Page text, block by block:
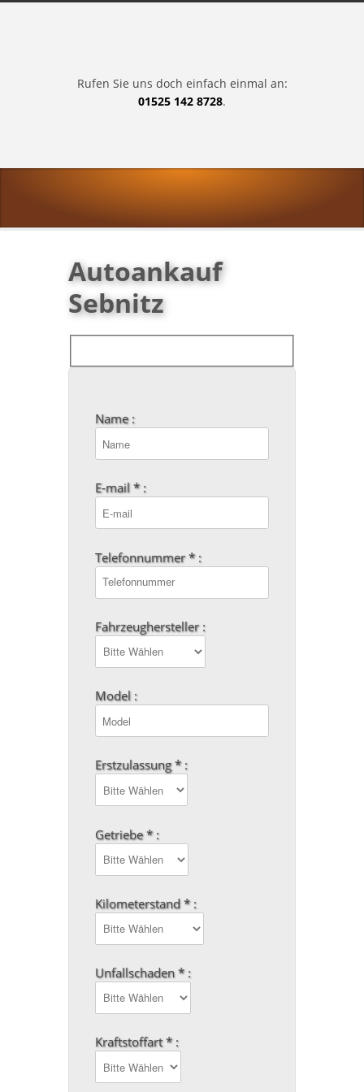
Rufen Sie uns doch einfach einmal an:
01525 142 8728.
Autoankauf
Sebnitz
Name :
E-mail * :
Telefonnummer * :
Fahrzeughersteller :
Model :
Erstzulassung * :
Getriebe * :
Kilometerstand * :
Unfallschaden * :
Kraftstoffart * :